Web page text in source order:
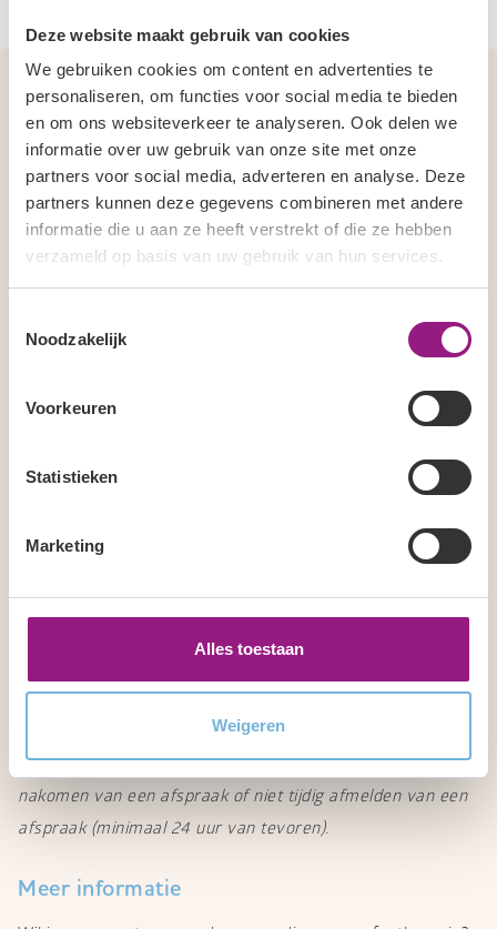
Deze website maakt gebruik van cookies
We gebruiken cookies om content en advertenties te
personaliseren, om functies voor social media te bieden
en om ons websiteverkeer te analyseren. Ook delen we
informatie over uw gebruik van onze site met onze
partners voor social media, adverteren en analyse. Deze
partners kunnen deze gegevens combineren met andere
informatie die u aan ze heeft verstrekt of die ze hebben
verzameld op basis van uw gebruik van hun services.
Noodzakelijk
Voorkeuren
Statistieken
Marketing
Alles toestaan
Weigeren
Tarieven
Valt jouw behandeling buiten de basisverzekering? Heb je
een restitutieverzekering, is jouw zorgverzekering niet
gecontracteerd of heb je de vergoeding vanuit de
aanvullende verzekering verbruikt? In dat geval hanteren
we de volgende tarieven.
Zitting kinderoefentherapie € 52,25
Oudergesprek € 35,75
Screening directe toegankelijk (wettelijk verplicht) €
Intake en onderzoek na verwijzing € 38,50
*Deze kosten worden in rekening gebracht bij het niet
nakomen van een afspraak of niet tijdig afmelden van een
afspraak (minimaal 24 uur van tevoren).
Meer informatie